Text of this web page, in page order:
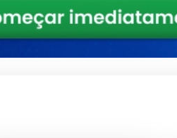
seguros.
Litros